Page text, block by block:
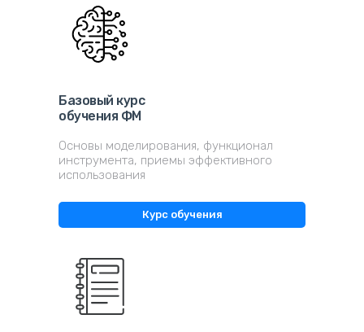
Базовый курс
обучения ФМ
Основы моделирования, функционал
инструмента, приемы эффективного
использования
Курс обучения